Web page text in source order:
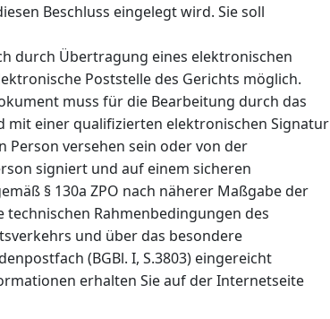
Beschluss eingelegt wird. Sie soll
durch Übertragung eines elektronischen
Poststelle des Gerichts möglich.
muss für die Bearbeitung durch das
mit einer qualifizierten elektronischen Signatur
Person versehen sein oder von der
signiert und auf einem sicheren
§ 130a ZPO nach näherer Maßgabe der
Rahmenbedingungen des
und über das besondere
(BGBl. I, S.3803) eingereicht
erhalten Sie auf der Internetseite